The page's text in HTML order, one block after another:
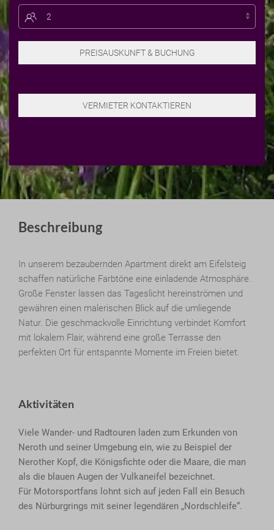
Beschreibung
In unserem bezaubernden Apartment direkt am Eifelsteig
schaffen natürliche Farbtöne eine einladende Atmosphäre.
Große Fenster lassen das Tageslicht hereinströmen und
gewähren einen malerischen Blick auf die umliegende
Natur. Die geschmackvolle Einrichtung verbindet Komfort
mit lokalem Flair, während eine große Terrasse den
perfekten Ort für entspannte Momente im Freien bietet.
Aktivitäten
Viele Wander- und Radtouren laden zum Erkunden von
Neroth und seiner Umgebung ein, wie zu Beispiel der
Nerother Kopf, die Königsfichte oder die Maare, die man
als die blauen Augen der Vulkaneifel bezeichnet.
Für Motorsportfans lohnt sich auf jeden Fall ein Besuch
des Nürburgrings mit seiner legendären „Nordschleife“.